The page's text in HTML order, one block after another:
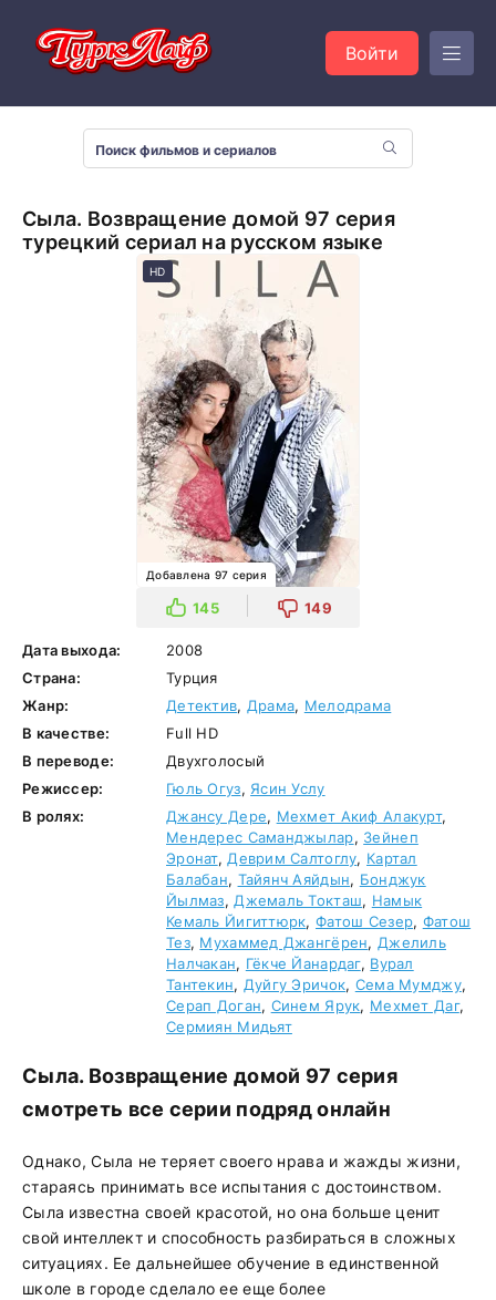
Войти
Сыла. Возвращение домой 97 серия
турецкий сериал на русском языке
HD
Добавлена 97 серия
145 149
Дата выхода:
2008
Страна:
Турция
Жанр:
Детектив, Драма, Мелодрама
В качестве:
Full HD
В переводе:
Двухголосый
Режиссер:
Гюль Огуз, Ясин Услу
В ролях:
Джансу Дере, Мехмет Акиф Алакурт,
Мендерес Саманджылар, Зейнеп
Эронат, Деврим Салтоглу, Картал
Балабан, Тайянч Аяйдын, Бонджук
Йылмаз, Джемаль Токташ, Намык
Кемаль Йигиттюрк,Фатош Сезер, Фатош
Тез, Мухаммед Джангёрен, Джелиль
Налчакан, Гёкче Йанардаг, Вурал
Тантекин, Дуйгу Эричок, Сема Мумджу,
Серап Доган, Синем Ярук, Мехмет Даг,
Сермиян Мидьят
Сыла. Возвращение домой 97 серия
смотреть все серии подряд онлайн
Однако, Сыла не теряет своего нрава и жажды жизни,
стараясь принимать все испытания с достоинством.
Сыла известна своей красотой, но она больше ценит
свой интеллект и способность разбираться в сложных
ситуациях. Ее дальнейшее обучение в единственной
школе в городе сделало ее еще более